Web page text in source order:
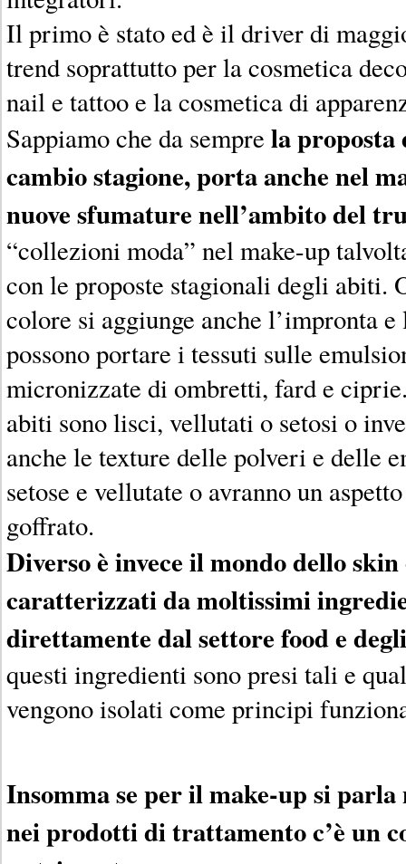
Il primo è stato ed è il driver di
trend soprattutto per la cosmetica
nail e tattoo e la cosmetica di
Sappiamo che da sempre la proposta
cambio stagione, porta anche nel
nuove sfumature nell’ambito del
“collezioni moda” nel make-up
con le proposte stagionali degli abiti.
colore si aggiunge anche l’impronta
possono portare i tessuti sulle
micronizzate di ombretti, fard e
abiti sono lisci, vellutati o setosi o
anche le texture delle polveri e delle
setose e vellutate o avranno un
goffrato.
Diverso è invece il mondo dello
caratterizzati da moltissimi
direttamente dal settore food e
questi ingredienti sono presi tali e
vengono isolati come principi
Insomma se per il make-up si parla
nei prodotti di trattamento c’è un